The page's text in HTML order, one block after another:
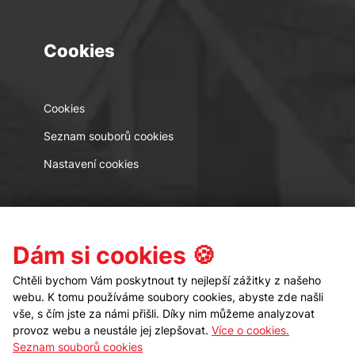
Cookies
Cookies
Seznam souborů cookies
Nastavení cookies
Kontakt Sledujte nás
Dám si cookies 🍪
Chtěli bychom Vám poskytnout ty nejlepší zážitky z našeho
webu. K tomu používáme soubory cookies, abyste zde našli
vše, s čím jste za námi přišli. Díky nim můžeme analyzovat
provoz webu a neustále jej zlepšovat. Více o cookies.
Seznam souborů cookies